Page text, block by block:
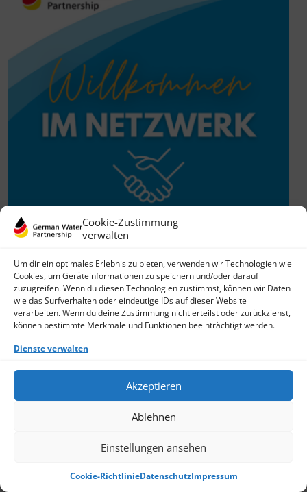
Cookie-Zustimmung
verwalten
Um dir ein optimales Erlebnis zu bieten, verwenden wir Technologien wie
Cookies, um Geräteinformationen zu speichern und/oder darauf
zuzugreifen. Wenn du diesen Technologien zustimmst, können wir Daten
wie das Surfverhalten oder eindeutige IDs auf dieser Website
verarbeiten. Wenn du deine Zustimmung nicht erteilst oder zurückziehst,
können bestimmte Merkmale und Funktionen beeinträchtigt werden.
Dienste verwalten
Akzeptieren
Ablehnen
Einstellungen ansehen
Cookie-RichtlinieDatenschutzImpressum
Willkommen im Netzwerk
26.11.2025
GWP freut sich über Neuzuwachs: Die SKion Water GmbH
bereichert das Netzwerk als Technologie- und
Lösungsanbieter sowie Anlagenbauer im Bereich
› Weiterlesen